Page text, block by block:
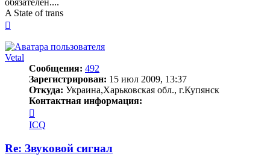
A State of trans
началу
Vetal
Сообщения: 492
Зарегистрирован: 15 июл 2009, 13:37
Откуда: Украина,Харьковская обл., г.Купянск
Контактная информация:
информация
пользователя
ICQ
Re: Звуковой сигнал